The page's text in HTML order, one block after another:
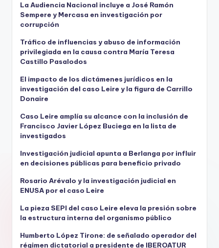
La Audiencia Nacional incluye a José Ramón
Sempere y Mercasa en investigación por
corrupción
Tráfico de influencias y abuso de información
privilegiada en la causa contra María Teresa
Castillo Pasalodos
El impacto de los dictámenes jurídicos en la
investigación del caso Leire y la figura de Carrillo
Donaire
Caso Leire amplía su alcance con la inclusión de
Francisco Javier López Buciega en la lista de
investigados
Investigación judicial apunta a Berlanga por influir
en decisiones públicas para beneficio privado
Rosario Arévalo y la investigación judicial en
ENUSA por el caso Leire
La pieza SEPI del caso Leire eleva la presión sobre
la estructura interna del organismo público
Humberto López Tirone: de señalado operador del
régimen dictatorial a presidente de IBEROATUR